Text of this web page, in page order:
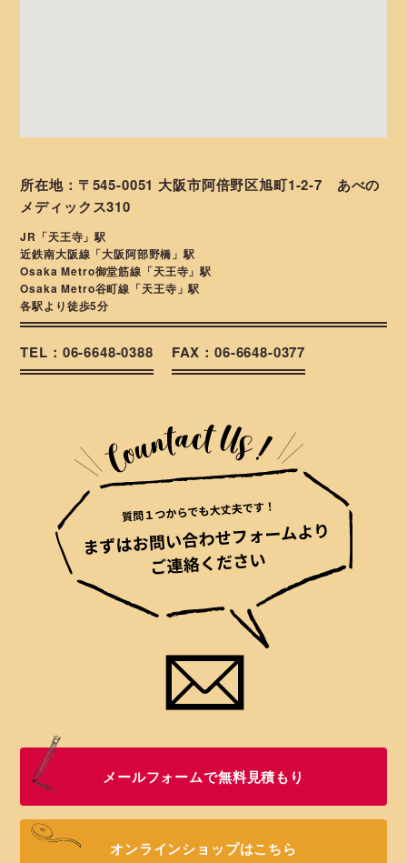
所在地：〒545-0051 大阪市阿倍野区旭町1-2-7 あべの
メディックス310
JR「天王寺」駅
近鉄南大阪線「大阪阿部野橋」駅
Osaka Metro御堂筋線「天王寺」駅
Osaka Metro谷町線「天王寺」駅
各駅より徒歩5分
TEL：06-6648-0388 FAX：06-6648-0377
メールフォームで無料見積もり
オンラインショップはこちら